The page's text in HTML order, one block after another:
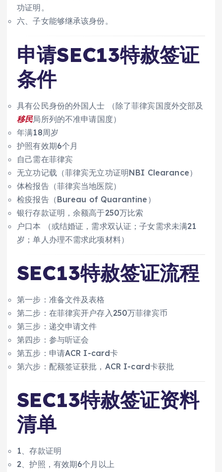
功证明。
六、子女能够继承该身份。
申请SEC13特赦签证
条件
具有公民身份的外国人士 （除了菲律宾国度外交部及
移民局所列的不准申请国度）
年满18周岁
护照有效期6个月
自己需在菲律宾
无立功记载（菲律宾无立功证明NBI Clearance）
体检报告（菲律宾当地医院）
检疫报告（Bureau of Quarantine）
银行存款证明，余额高于250万比索
户口本 （或结婚证，需求双认证；子女需求未满21
岁；单人办理不需求此项材料）
SEC13特赦签证流程
第一步：准备文件及表格
第二步：在菲律宾开户存入250万菲律宾币
第三步：递交申请文件
第四步：参与听证会
第五步：申请ACR I-card卡
第六步：配额签证获批，ACR I-card卡获批
SEC13特赦签证资料
清单
1、存款证明
2、护照，有效期6个月以上